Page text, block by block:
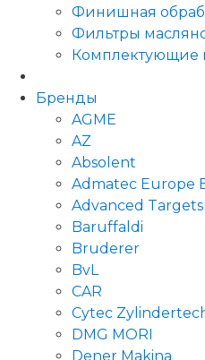
Финишная
Фильтры
Комплектующие
Бренды
AGME
AZ
Absolent
Admatec Europe
Advanced Targets
Baruffaldi
Bruderer
BvL
CAR
Cytec
DMG MORI
Dener Makina